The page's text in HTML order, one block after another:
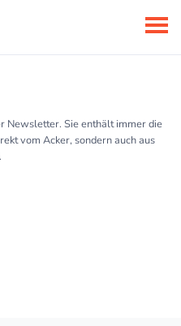
Newsletter. Sie enthält immer die
vom Acker, sondern auch aus